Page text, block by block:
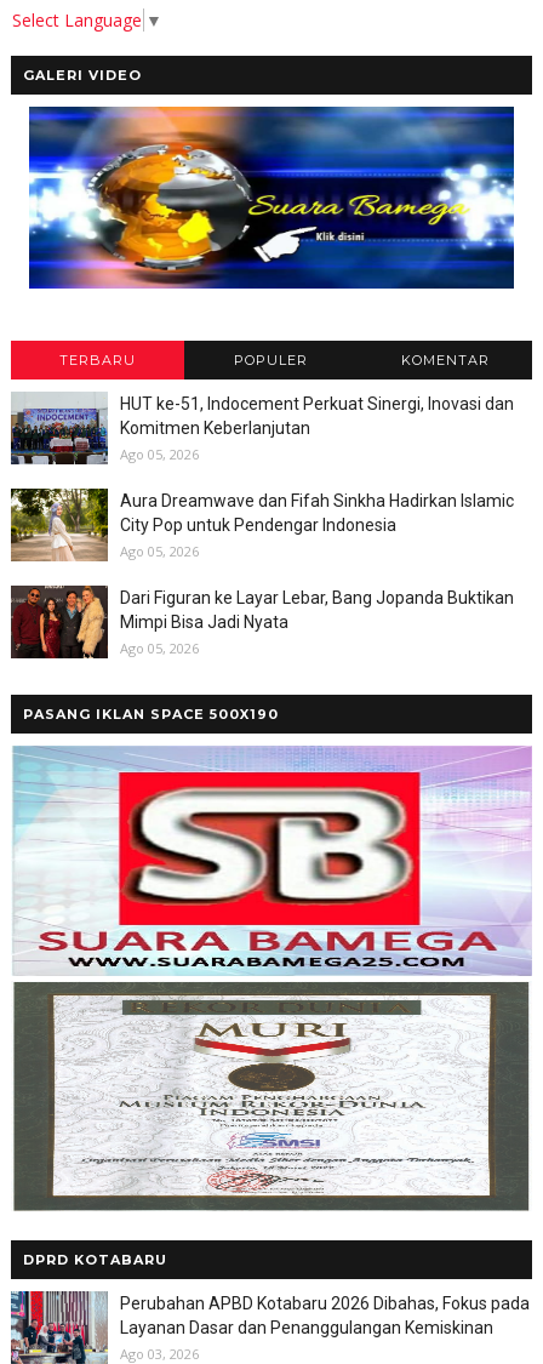
Select Language ▼
GALERI VIDEO
TERBARU POPULER KOMENTAR
HUT ke-51, Indocement Perkuat Sinergi, Inovasi dan
Komitmen Keberlanjutan
Ago 05, 2026
Aura Dreamwave dan Fifah Sinkha Hadirkan Islamic
City Pop untuk Pendengar Indonesia
Ago 05, 2026
Dari Figuran ke Layar Lebar, Bang Jopanda Buktikan
Mimpi Bisa Jadi Nyata
Ago 05, 2026
PASANG IKLAN SPACE 500X190
DPRD KOTABARU
Perubahan APBD Kotabaru 2026 Dibahas, Fokus pada
Layanan Dasar dan Penanggulangan Kemiskinan
Ago 03, 2026